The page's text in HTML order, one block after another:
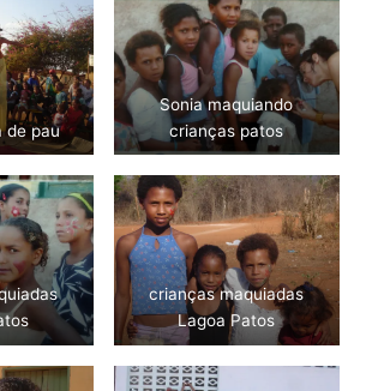
de pau
Sonia maquiando
crianças patos
crianças maquiadas
Lagoa Patos